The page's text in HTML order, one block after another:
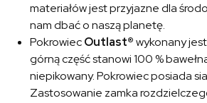
materiałów jest przyjazne dla
nam dbać o naszą planetę.
PokrowiecOutlast®wykonany
górną część stanowi 100 %
niepikowany. Pokrowiec posiada
Zastosowanie zamka